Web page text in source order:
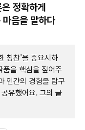
정확하게
음을 말하다
칭찬'을 중요시하
품을 핵심을 짚어주
인간의 경험을 탐구
유했어요. 그의 글